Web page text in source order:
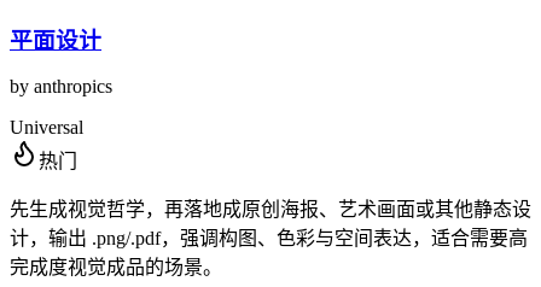
平面设计
by anthropics
Universal
热门
先生成视觉哲学，再落地成原创海报、艺术画面或其他静态设
计，输出 .png/.pdf，强调构图、色彩与空间表达，适合需要高
完成度视觉成品的场景。